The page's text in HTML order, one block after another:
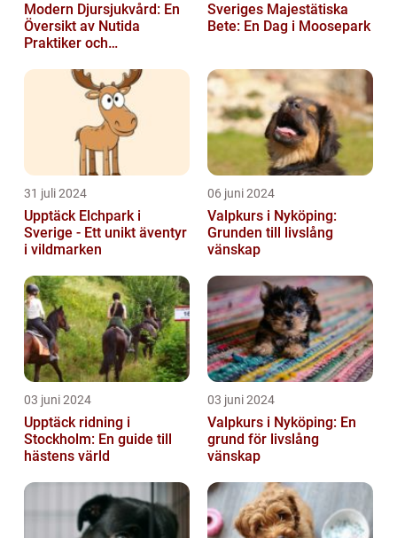
Modern Djursjukvård: En
Översikt av Nutida
Praktiker och
Sveriges Majestätiska
Bete: En Dag i Moosepark
31 juli 2024
Upptäck Elchpark i
Sverige - Ett unikt äventyr
i vildmarken
06 juni 2024
Valpkurs i Nyköping:
Grunden till livslång
vänskap
03 juni 2024
Upptäck ridning i
Stockholm: En guide till
hästens värld
03 juni 2024
Valpkurs i Nyköping: En
grund för livslång
vänskap